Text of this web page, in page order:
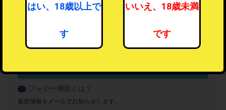
男性向けアダルトグッズ
16人がフォロー中
？ フォロー機能とは？
最新情報をメールでお知らせします。
はい、18歳以上で
す
いいえ、18歳未満
です